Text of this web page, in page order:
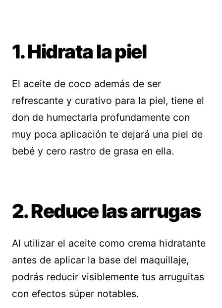
1. Hidrata la piel
El aceite de coco además de ser
refrescante y curativo para la piel, tiene el
don de humectarla profundamente con
muy poca aplicación te dejará una piel de
bebé y cero rastro de grasa en ella.
2. Reduce las arrugas
Al utilizar el aceite como crema hidratante
antes de aplicar la base del maquillaje,
podrás reducir visiblemente tus arruguitas
con efectos súper notables.